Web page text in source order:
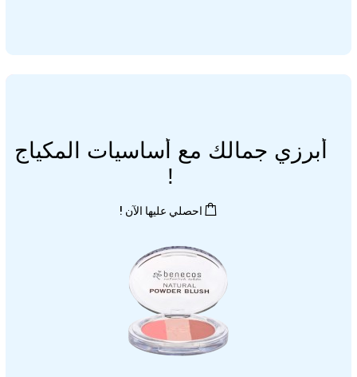
أبرزي جمالك مع أساسيات المكياج
!
احصلي عليها الآن !